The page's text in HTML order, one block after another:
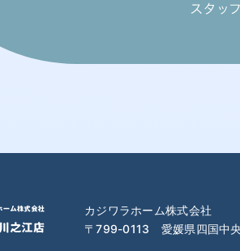
カジワラホーム株式会社
〒799-0113 愛媛県四国中